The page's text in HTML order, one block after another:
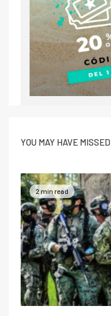
YOU MAY HAVE MISSED
2 min read